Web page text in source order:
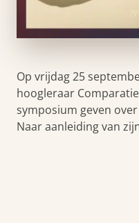
Op vrijdag 25
hoogleraar
symposium geven
Naar aanleiding van